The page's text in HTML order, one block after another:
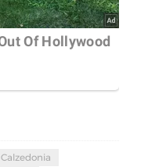
Calzedonia